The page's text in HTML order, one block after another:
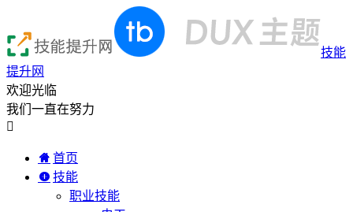
技能
提升网
欢迎光临
我们一直在努力

首页
技能
职业技能